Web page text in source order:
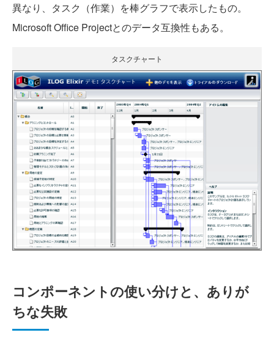
異なり、タスク（作業）を棒グラフで表示したもの。
Microsoft Office Projectとのデータ互換性もある。
タスクチャート
コンポーネントの使い分けと、ありが
ちな失敗